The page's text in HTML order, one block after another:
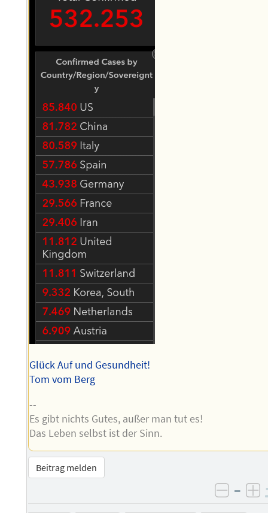
Glück Auf und Gesundheit!
Tom vom Berg
--
Es gibt nichts Gutes, außer man tut es!
Das Leben selbst ist der Sinn.
Beitrag melden
–